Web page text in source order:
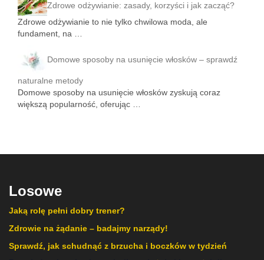
Zdrowe odżywianie: zasady, korzyści i jak zacząć?
Zdrowe odżywianie to nie tylko chwilowa moda, ale
fundament, na …
Domowe sposoby na usunięcie włosków – sprawdź
naturalne metody
Domowe sposoby na usunięcie włosków zyskują coraz
większą popularność, oferując …
Losowe
Jaką rolę pełni dobry trener?
Zdrowie na żądanie – badajmy narządy!
Sprawdź, jak schudnąć z brzucha i boczków w tydzień